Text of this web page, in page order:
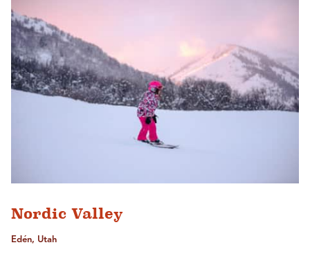
Nordic Valley
Edén, Utah